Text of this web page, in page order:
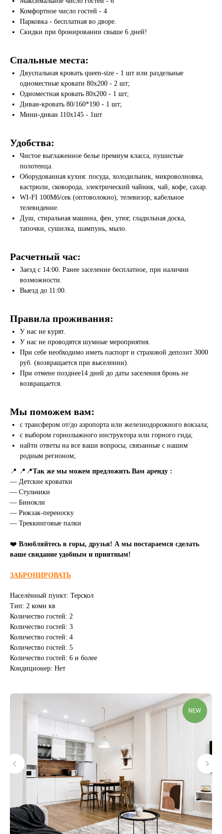
Комфортное число гостей - 4
Парковка - бесплатная во дворе.
Скидки при бронировании свыше 6 дней!
Спальные места:
Двуспальная кровать queen-size - 1 шт или раздельные
одноместные кровати 80х200 - 2 шт;
Одноместная кровать 80х200 - 1 шт;
Диван-кровать 80/160*190 - 1 шт;
Мини-диван 110х145 - 1шт
Удобства:
Чистое выглаженное белье премиум класса, пушистые
полотенца.
Оборудованная кухня: посуда, холодильник, микроволновка,
кастрюли, сковорода, электрический чайник, чай, кофе, сахар.
WI-FI 100Мб/сек (оптоволокно), телевизор, кабельное
телевидение.
Душ, стиральная машина, фен, утюг, гладильная доска,
тапочки, сушилка, шампунь, мыло.
Расчетный час:
Заезд с 14:00. Ранее заселение бесплатное, при наличии
возможности.
Выезд до 11:00.
Правила проживания:
У нас не курят.
У нас не проводятся шумные мероприятия.
При себе необходимо иметь паспорт и страховой депозит 3000
руб. (возвращается при выселении).
При отмене позднее14 дней до даты заселения бронь не
возвращается.
Мы поможем вам:
с трансфером от/до аэропорта или железнодорожного вокзала;
с выбором горнолыжного инструктора или горного гида;
найти ответы на все ваши вопросы, связанные с нашим
родным регионом;
📍 📍📍Так же мы можем предложить Вам аренду :
— Детские кроватки
— Стульчики
— Бинокли
— Рюкзак-переноску
— Треккинговые палки
❤️ Влюбляйтесь в горы, друзья! А мы постараемся сделать
ваше свидание удобным и приятным!
ЗАБРОНИРОВАТЬ
Населённый пункт: Терскол
Тип: 2 комн кв
Количество гостей: 2
Количество гостей: 3
Количество гостей: 4
Количество гостей: 5
Количество гостей: 6 и более
Кондиционер: Нет
NEW